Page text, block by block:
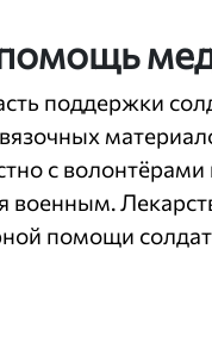
поддержки
с
помощи